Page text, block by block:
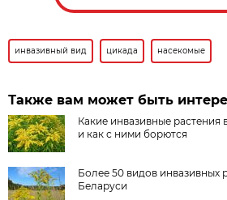
инвазивный вид цикада насекомые
Также вам может быть
Какие инвазивные растения
и как с ними борются
Более 50 видов инвазивных
Беларуси